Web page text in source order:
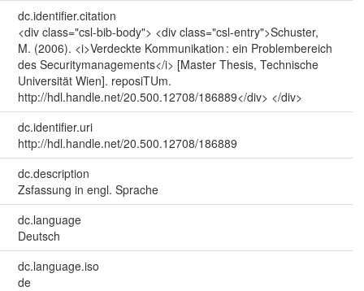
dc.identifier.citation
<div class="csl-bib-body"> <div class="csl-entry">Schuster,
M. (2006). <i>Verdeckte Kommunikation : ein Problembereich
des Securitymanagements</i> [Master Thesis, Technische
Universität Wien]. reposiTUm.
http://hdl.handle.net/20.500.12708/186889</div> </div>
dc.identifier.uri
http://hdl.handle.net/20.500.12708/186889
dc.description
Zsfassung in engl. Sprache
dc.language
Deutsch
dc.language.iso
de